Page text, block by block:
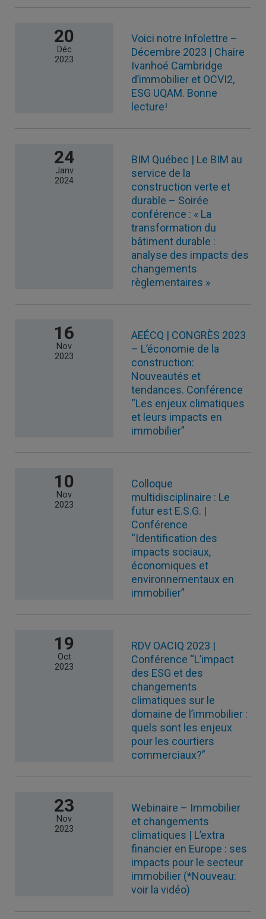
20
Déc
2023
Voici notre Infolettre –
Décembre 2023 | Chaire
Ivanhoé Cambridge
d’immobilier et OCVI2,
ESG UQAM. Bonne
lecture!
24
Janv
2024
BIM Québec | Le BIM au
service de la
construction verte et
durable – Soirée
conférence : « La
transformation du
bâtiment durable :
analyse des impacts des
changements
règlementaires »
16
Nov
2023
AEÉCQ | CONGRÈS 2023
– L’économie de la
construction:
Nouveautés et
tendances. Conférence
“Les enjeux climatiques
et leurs impacts en
immobilier”
10
Nov
2023
Colloque
multidisciplinaire : Le
futur est E.S.G. |
Conférence
“Identification des
impacts sociaux,
économiques et
environnementaux en
immobilier”
19
Oct
2023
RDV OACIQ 2023 |
Conférence “L’impact
des ESG et des
changements
climatiques sur le
domaine de l’immobilier :
quels sont les enjeux
pour les courtiers
commerciaux?”
23
Nov
2023
Webinaire – Immobilier
et changements
climatiques | L’extra
financier en Europe : ses
impacts pour le secteur
immobilier (*Nouveau:
voir la vidéo)